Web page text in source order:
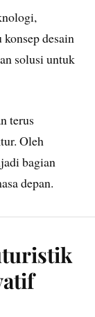
desain
solusi untuk
terus
Oleh
bagian
depan.